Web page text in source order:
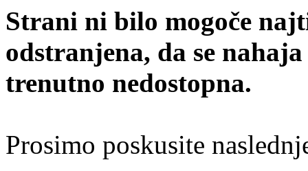
Strani ni bilo mogoče
odstranjena, da se
trenutno nedostopna.
Prosimo poskusite